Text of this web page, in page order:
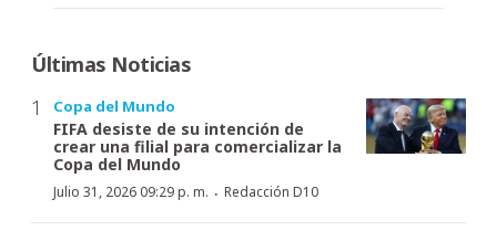
Últimas Noticias
Copa del Mundo
FIFA desiste de su intención de
crear una filial para comercializar la
Copa del Mundo
Julio 31, 2026 09:29 p. m. · Redacción D10